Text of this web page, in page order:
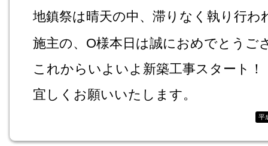
地鎮祭は晴天の中、滞りなく執り行わ
施主の、O様本日は誠におめでとうご
これからいよいよ新築工事スタート！
宜しくお願いいたします。
平